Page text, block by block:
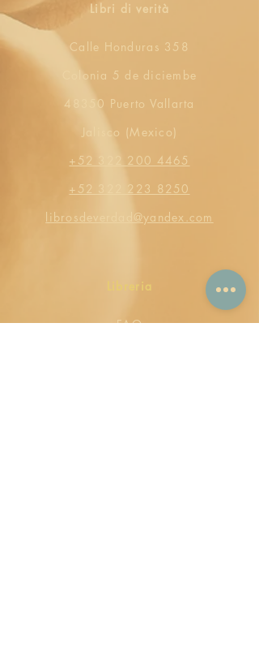
Libri di verità
Calle Honduras 358
Colonia 5 de diciembe
48350 Puerto Vallarta
Jalisco (Mexico)
+52 322 200 4465
+52 322 223 8250
librosdeverdad@yandex.com
Libreria
FAQ